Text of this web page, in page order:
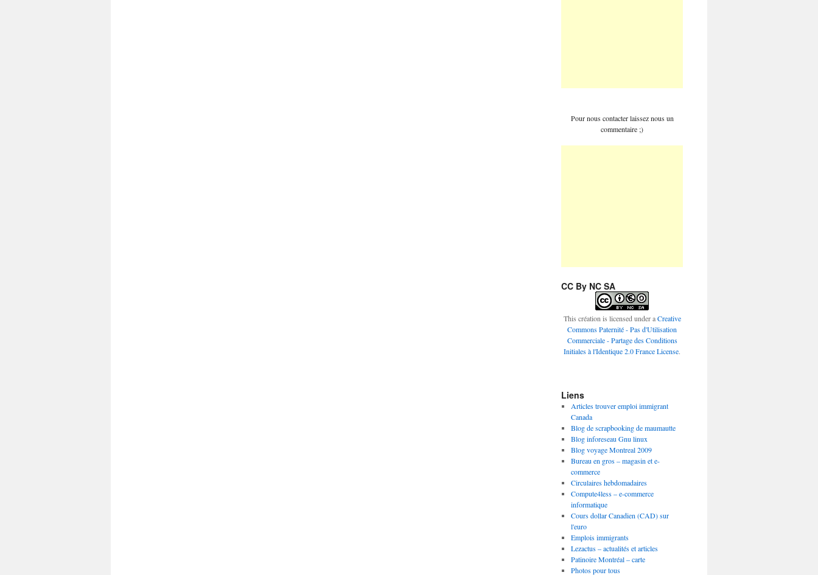
Pour nous contacter laissez nous un
commentaire ;)
CC By NC SA
This création is licensed under aCreative
Commons Paternité - Pas d'Utilisation
Commerciale - Partage des Conditions
Initiales à l'Identique 2.0 France License.
Liens
Articles trouver emploi immigrant
Canada
Blog de scrapbooking de maumautte
Blog inforeseau Gnu linux
Blog voyage Montreal 2009
Bureau en gros – magasin et e-
commerce
Circulaires hebdomadaires
Compute4less – e-commerce
informatique
Cours dollar Canadien (CAD) sur
l'euro
Emplois immigrants
Lezactus – actualités et articles
Patinoire Montréal – carte
Photos pour tous